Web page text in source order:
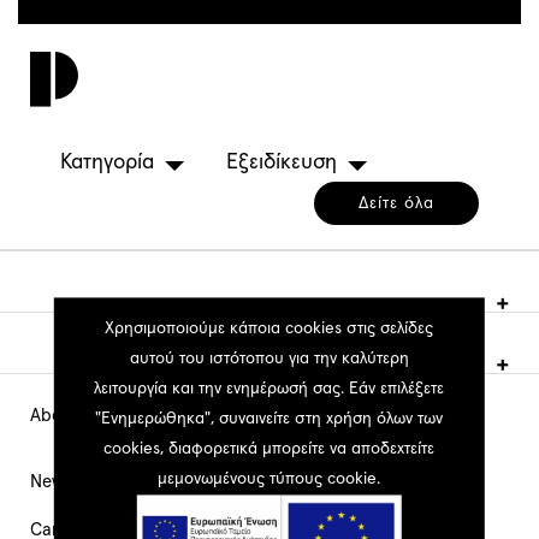
προς
περιεχόμενοΚατηγορία Εξειδίκευση
Δείτε όλα
Χρησιμοποιούμε κάποια cookies στις σελίδες
αυτού του ιστότοπου για την καλύτερη
λειτουργία και την ενημέρωσή σας. Εάν επιλέξετε
"Ενημερώθηκα", συναινείτε στη χρήση όλων των
cookies, διαφορετικά μπορείτε να αποδεχτείτε
μεμονωμένους τύπους cookie.
Main
Navigation
About PEOPLE
News
Career